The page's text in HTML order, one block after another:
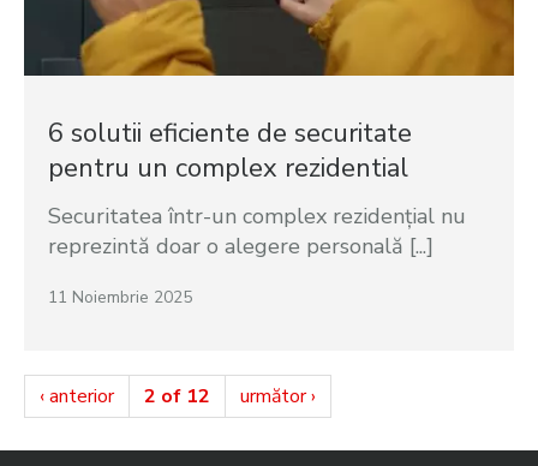
6 solutii eficiente de securitate
pentru un complex rezidential
Securitatea într-un complex rezidențial nu
reprezintă doar o alegere personală [...]
11 Noiembrie 2025
‹ anterior 2 of 12 următor ›